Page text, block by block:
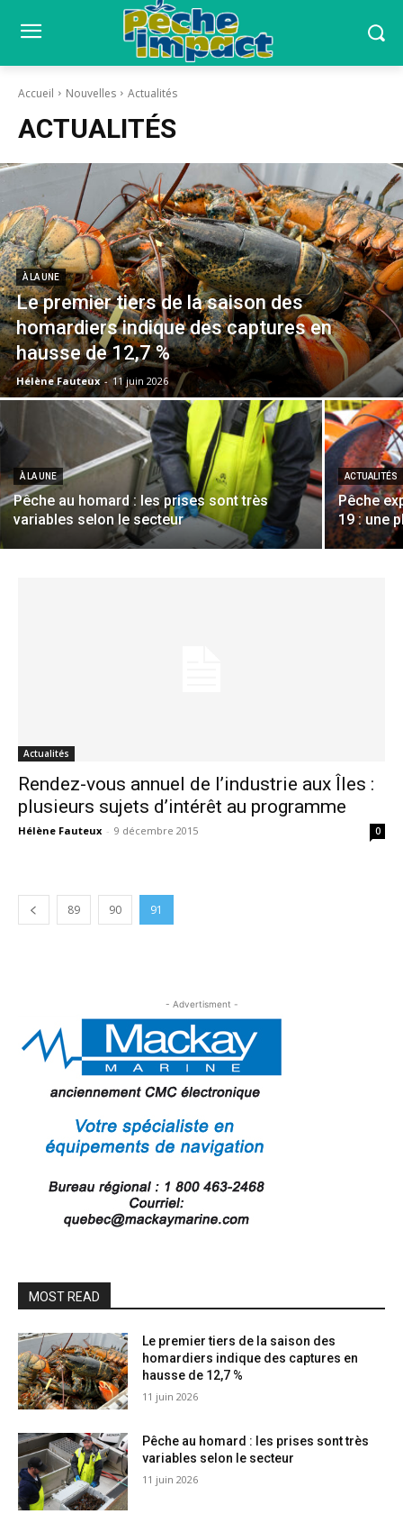
Accueil Nouvelles Actualités
ACTUALITÉS
À LA UNE
Le premier tiers de la saison des
homardiers indique des captures en
hausse de 12,7 %
Hélène Fauteux - 11 juin 2026
À LA UNE
Pêche au homard : les prises sont très
variables selon le secteur
ACTUALITÉS
Pêche
19 : une
Actualités
Rendez-vous annuel de l’industrie aux Îles :
plusieurs sujets d’intérêt au programme
Hélène Fauteux - 9 décembre 2015 0
89 90 91
- Advertisment -
MOST READ
Le premier tiers de la saison des
homardiers indique des captures en
hausse de 12,7 %
11 juin 2026
Pêche au homard : les prises sont très
variables selon le secteur
11 juin 2026